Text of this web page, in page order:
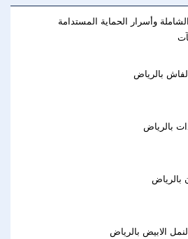
وأسرار الحماية المستدامة
بالرياض
بالرياض
الابيض بالرياض